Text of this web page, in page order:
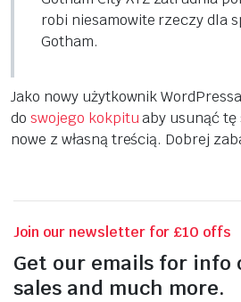
robi niesamowite rzeczy dla
Gotham.
Jako nowy użytkownik
do swojego kokpituaby usunąć tę
nowe z własną treścią. Dobrej
Join our newsletter for £10 offs
Get our emails for info
sales and much more.